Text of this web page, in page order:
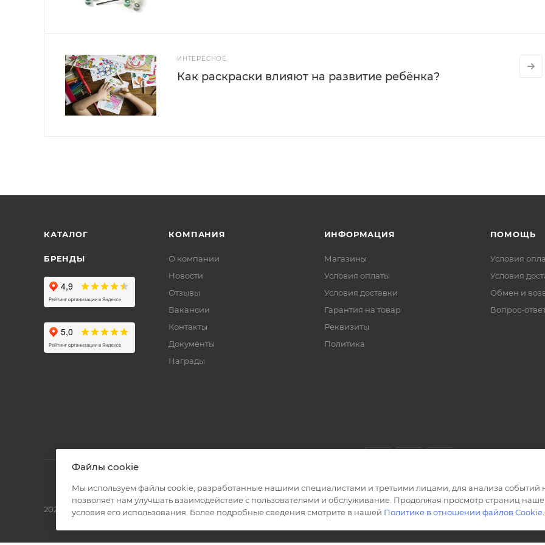
ИНТЕРЕСНОЕ
Как раскраски влияют на развитие ребёнка?
КАТАЛОГ
БРЕНДЫ
КОМПАНИЯ
О компании
Новости
Отзывы
Вакансии
Контакты
Документы
Награды
ИНФОРМАЦИЯ
Магазины
Условия оплаты
Условия доставки
Гарантия на товар
Реквизиты
Политика
ПОМОЩЬ
Условия
Условия
Обмен и
Вопрос-
2026 © Полиграф кит - интернет-магазин
Файлы cookie
Мы используем файлы cookie, разработанные нашими специалистами и третьими лицами, для анализа событий
позволяет нам улучшать взаимодействие с пользователями и обслуживание. Продолжая просмотр страниц
условия его использования. Более подробные сведения смотрите в нашей Политике в отношении файлов Cookie